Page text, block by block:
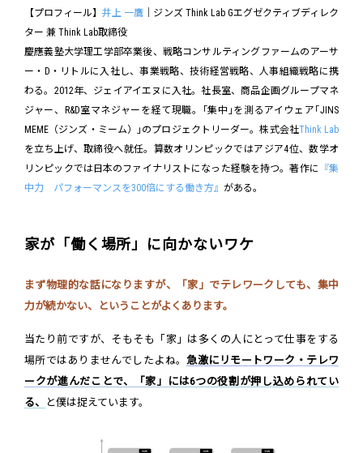
【プロフィール】井上 一鷹 ｜ジンズ Think Lab Gエグゼクティブディレク
ター 兼 Think Lab取締役
慶應義塾大学理工学部卒業後、戦略コンサルティングファームのアーサ
ー・D・リトルに入社し、事業戦略、技術経営戦略、人事組織戦略に携
わる。2012年、ジェイアイエヌに入社。社長室、商品企画グループマネ
ジャー、R&D室マネジャーを経て現職。｢集中｣を測るアイウェア｢JINS
MEME（ジンズ・ミーム）｣のプロジェクトリーダー。株式会社Think Lab
を立ち上げ、取締役へ就任。算数オリンピックではアジア4位、数学オ
リンピックでは日本のファイナリストになった経験を持つ。著作に
『集
中力 パフォーマンスを300倍にする働き方』 がある。
家が「働く場所」に向かないワケ
まず物理的な話になりますが、「家」でテレワークしても、集中
力が続かない、ということがよくあります。
当たり前ですが、そもそも「家」は多くの人にとって仕事をする
場所ではありませんでしたよね。急激にリモートワーク・テレワ
ークが進んだことで、「家」には6つの役割が押し込められてい
る、
と僕は捉えています。